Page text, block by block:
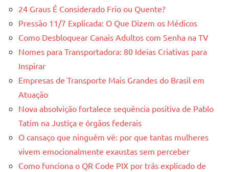
24 Graus É Considerado Frio ou Quente?
Pressão 11/7 Explicada: O Que Dizem os Médicos
Como Desbloquear Canais Adultos com Senha na TV
Nomes para Transportadora: 80 Ideias Criativas para
Inspirar
Empresas de Transporte Mais Grandes do Brasil em
Atuação
Nova absolvição fortalece sequência positiva de Pablo
Tatim na Justiça e órgãos federais
O cansaço que ninguém vê: por que tantas mulheres
vivem emocionalmente exaustas sem perceber
Como funciona o QR Code PIX por trás explicado de